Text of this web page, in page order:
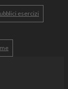
esercizi